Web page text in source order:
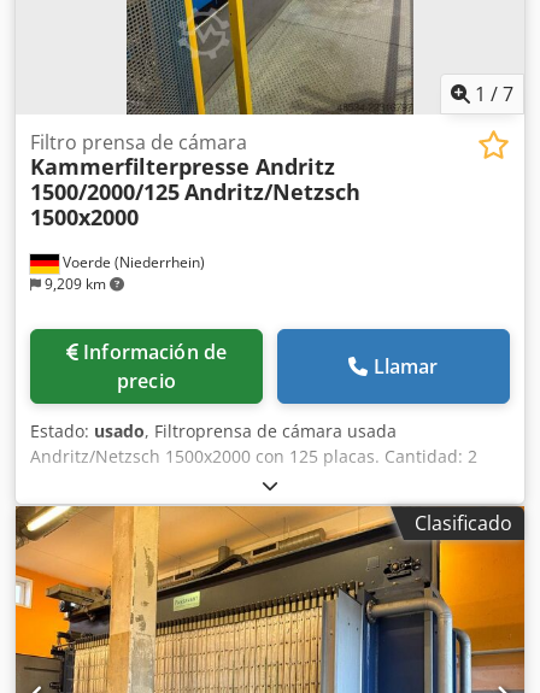
1 /7
Voerde (Niederrhein)
9,209 km
Filtro prensa de cámara
Kammerfilterpresse Andritz
1500/2000/125Andritz/Netzsch
1500x2000
Información de
precio
Llamar
Estado: usado, Filtroprensa de cámara usada
Andritz/Netzsch 1500x2000 con 125 placas. Cantidad: 2
unidades disponibles. Dimensiones de la prensa:
Longitud: 13455 mm x Ancho: 3125 mm x Altura: 4635 mm.
Peso en vacío: 51600 kg. Dcedpfjzlb D Sox An Ijk Superficie
de filtración: 459 m². Superficie de filtración después de la
ampliación: 559 m². Volumen de la prensa: 4989 l. Volumen
de la prensa después de la ampliación: 6080 l. Grosor del
pastel de filtración: 25 mm.
Clasificado